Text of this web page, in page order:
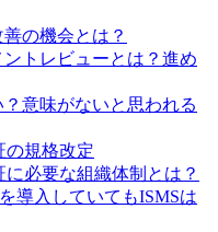
の機会とは？
トレビューとは？進め
意味がないと思われる
の規格改定
に必要な組織体制とは？
導入していてもISMSは